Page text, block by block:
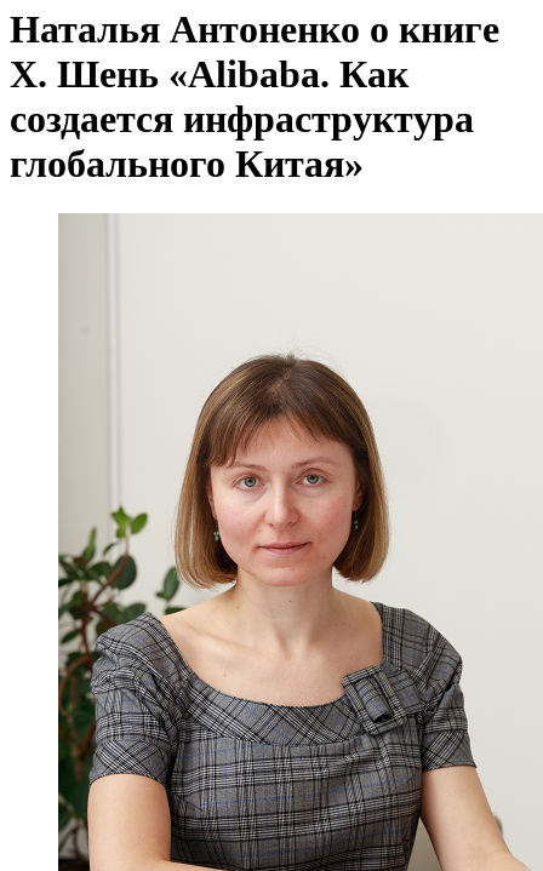
Наталья Антоненко о книге
Х. Шень «Alibaba. Как
создается инфраструктура
глобального Китая»